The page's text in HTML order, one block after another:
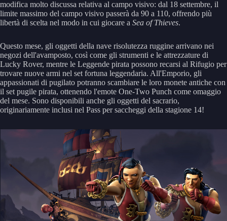
modifica molto discussa relativa al campo visivo: dal 18 settembre, il
limite massimo del campo visivo passerà da 90 a 110, offrendo più
libertà di scelta nel modo in cui giocare a Sea of Thieves.
Questo mese, gli oggetti della nave risolutezza ruggine arrivano nei
negozi dell'avamposto, così come gli strumenti e le attrezzature di
Lucky Rover, mentre le Leggende pirata possono recarsi al Rifugio per
trovare nuove armi nel set fortuna leggendaria. All'Emporio, gli
appassionati di pugilato potranno scambiare le loro monete antiche con
il set pugile pirata, ottenendo l'emote One-Two Punch come omaggio
del mese. Sono disponibili anche gli oggetti del sacrario,
originariamente inclusi nel Pass per saccheggi della stagione 14!